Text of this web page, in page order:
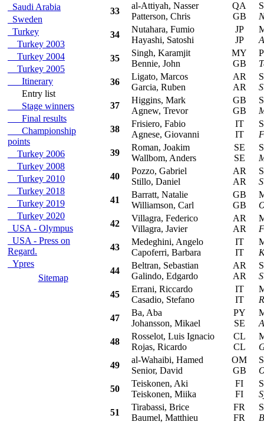
Saudi Arabia
Sweden
Turkey
Turkey 2003
Turkey 2004
Turkey 2005
Itinerary
Entry list
Stage winners
Final results
Championship
points
Turkey 2006
Turkey 2008
Turkey 2010
Turkey 2018
Turkey 2019
Turkey 2020
USA - Olympus
USA - Press on
Regard.
Ypres
Sitemap
33
al-Attiyah, Nasser
Patterson, Chris
QA
GB
34
Nutahara, Fumio
Hayashi, Satoshi
JP
JP
35
Singh, Karamjit
Bennie, John
MY
GB
36
Ligato, Marcos
Garcia, Ruben
AR
AR
37
Higgins, Mark
Agnew, Trevor
GB
GB
38
Frisiero, Fabio
Agnese, Giovanni
IT
IT
39
Roman, Joakim
Wallbom, Anders
SE
SE
40
Pozzo, Gabriel
Stillo, Daniel
AR
AR
41
Barratt, Natalie
Williamson, Carl
GB
GB
42
Villagra, Federico
Villagra, Javier
AR
AR
43
Medeghini, Angelo
Capoferri, Barbara
IT
IT
44
Beltran, Sebastian
Galindo, Edgardo
AR
AR
45
Errani, Riccardo
Casadio, Stefano
IT
IT
47
Ba, Aba
Johansson, Mikael
PY
SE
48
Rosselot, Luis Ignacio
Rojas, Ricardo
CL
CL
49
al-Wahaibi, Hamed
Senior, David
OM
GB
50
Teiskonen, Aki
Teiskonen, Miika
FI
FI
51
Tirabassi, Brice
Baumel, Matthieu
FR
FR